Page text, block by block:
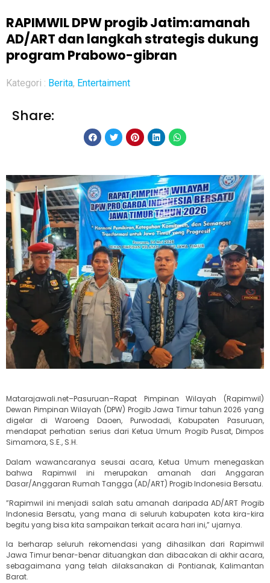
RAPIMWIL DPW progib Jatim:amanah
AD/ART dan langkah strategis dukung
program Prabowo-gibran
Kategori : Berita, Entertaiment
Share:
Matarajawali.net–Pasuruan–Rapat Pimpinan Wilayah (Rapimwil)
Dewan Pimpinan Wilayah (DPW) Progib Jawa Timur tahun 2026 yang
digelar di Waroeng Daoen, Purwodadi, Kabupaten Pasuruan,
mendapat perhatian serius dari Ketua Umum Progib Pusat, Dimpos
Simamora, S.E., S.H.
‎‎Dalam wawancaranya seusai acara, Ketua Umum menegaskan
bahwa Rapimwil ini merupakan amanah dari Anggaran
Dasar/Anggaran Rumah Tangga (AD/ART) Progib Indonesia Bersatu.
‎”Rapimwil ini menjadi salah satu amanah daripada AD/ART Progib
Indonesia Bersatu, yang mana di seluruh kabupaten kota kira-kira
begitu yang bisa kita sampaikan terkait acara hari ini,” ujarnya.
‎Ia berharap seluruh rekomendasi yang dihasilkan dari Rapimwil
Jawa Timur benar-benar dituangkan dan dibacakan di akhir acara,
sebagaimana yang telah dilaksanakan di Pontianak, Kalimantan
Barat.